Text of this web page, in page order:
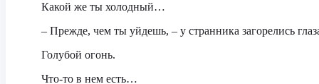
Какой же ты холодный…
– Прежде, чем ты уйдешь, – у странника загорелись
Голубой огонь.
Что-то в нем есть…